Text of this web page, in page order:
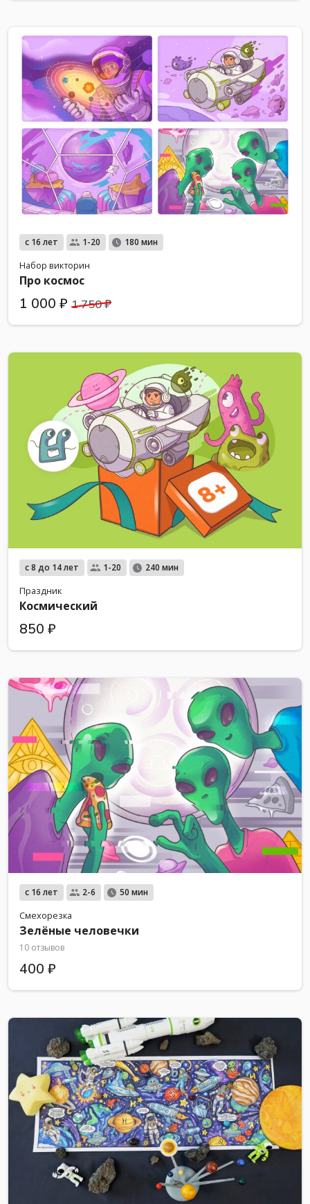
с 16 лет 1-20 180 мин
Набор викторин
Про космос
1 000 ₽ 1 750 ₽
с 8 до 14 лет 1-20 240 мин
Праздник
Космический
850 ₽
с 16 лет 2-6 50 мин
Смехорезка
Зелёные человечки
10 отзывов
400 ₽